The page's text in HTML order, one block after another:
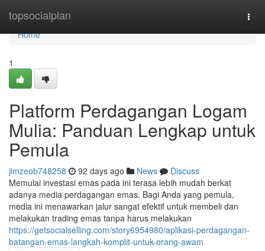
topsocialplan
Home
Home
1
Platform Perdagangan Logam
Mulia: Panduan Lengkap untuk
Pemula
jimzeob748258 92 days ago News
Discuss
Memulai investasi emas pada ini terasa lebih mudah berkat
adanya media perdagangan emas. Bagi Anda yang pemula,
media ini menawarkan jalur sangat efektif untuk membeli dan
melakukan trading emas tanpa harus melakukan
https://getsocialselling.com/story6954980/aplikasi-perdagangan-
batangan-emas-langkah-komplit-untuk-orang-awam